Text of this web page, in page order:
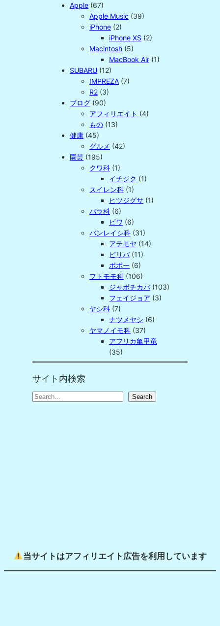
Apple (67)
Apple Music (39)
iPhone (2)
iPhone XS (2)
Macintosh (5)
MacBook Air (1)
SUBARU (12)
IMPREZA (7)
R2 (3)
ブログ (90)
アフィリエイト (4)
もの (13)
健康 (45)
グルメ (42)
園芸 (195)
クワ科 (1)
イチジク (1)
スイレン科 (1)
ヒツジグサ (1)
バラ科 (6)
ビワ (6)
バンレイシ科 (31)
アテモヤ (14)
ビリバ(11)
ポポー (6)
フトモモ科 (106)
ジャボチカバ(103)
フェイジョア (3)
ヤシ科 (7)
ナツメヤシ (6)
ヤマノイモ科 (37)
アフリカ亀甲竜
(35)
サイト内検索
S
Search
当サイトはアフィリエイト広告を利用しています